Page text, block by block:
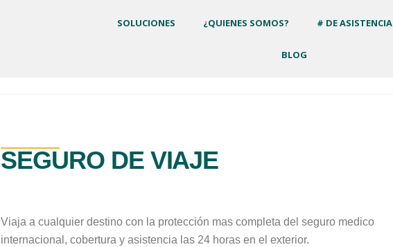
SOLUCIONES ¿QUIENES SOMOS? # DE ASISTENCIA
BLOG
SEGURO DE VIAJE
Viaja a cualquier destino con la protección mas completa del seguro medico
internacional, cobertura y asistencia las 24 horas en el exterior.